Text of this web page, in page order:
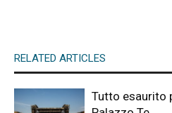
RELATED ARTICLES
Tutto esaurito